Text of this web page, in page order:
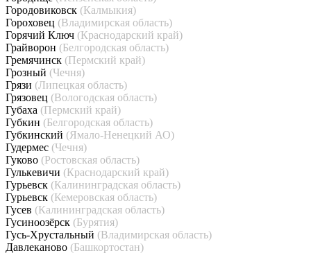
Городовиковск (Калмыкия)
Гороховец (Владимирская область)
Горячий Ключ (Краснодарский край)
Грайворон (Белгородская область)
Гремячинск (Пермский край)
Грозный (Чечня)
Грязи (Липецкая область)
Грязовец (Вологодская область)
Губаха (Пермский край)
Губкин (Белгородская область)
Губкинский (Ямало-Ненецкий АО)
Гудермес (Чечня)
Гуково (Ростовская область)
Гулькевичи (Краснодарский край)
Гурьевск (Калининградская область)
Гурьевск (Кемеровская область)
Гусев (Калининградская область)
Гусиноозёрск (Бурятия)
Гусь-Хрустальный (Владимирская область)
Давлеканово (Башкортостан)